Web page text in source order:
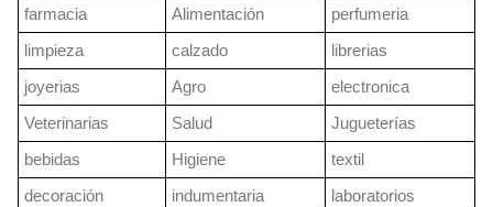
farmacia Alimentación
perfumeria
limpieza
calzado
librerias
joyerias
Agro
electronica
Veterinarias
Salud
Jugueterías
bebidas
Higiene
textil
decoración
indumentaria
laboratorios